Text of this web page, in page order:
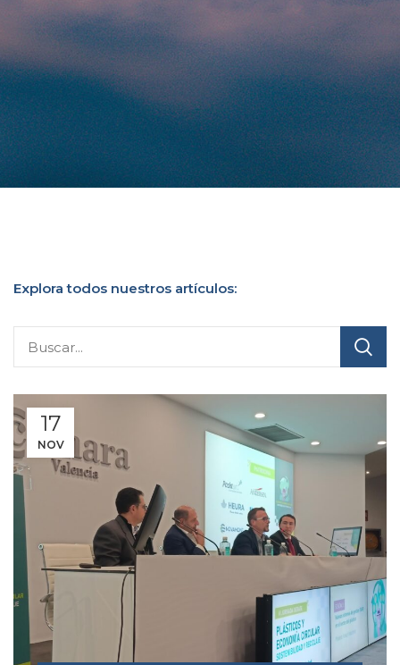
Explora todos nuestros artículos:
17
NOV